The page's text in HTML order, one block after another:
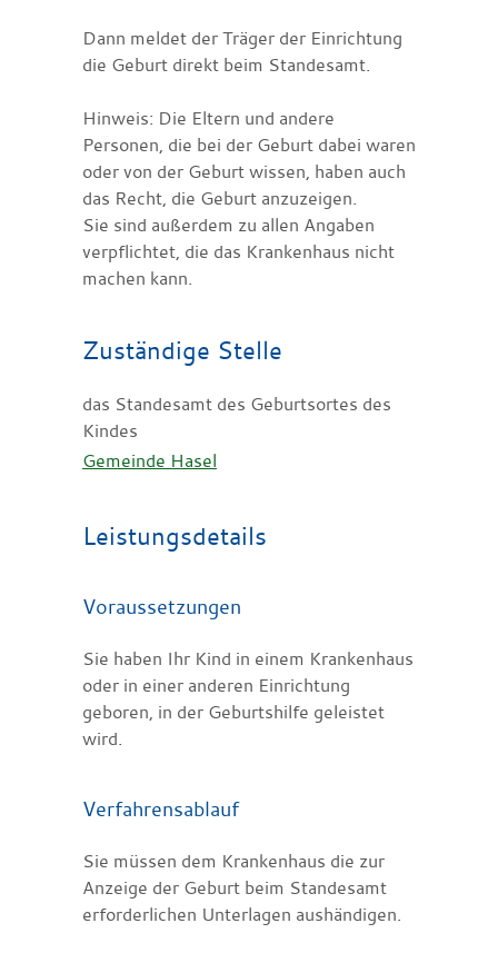
Dann meldet der Träger der Einrichtung
die Geburt direkt beim Standesamt.
Hinweis: Die Eltern und andere
Personen, die bei der Geburt dabei waren
oder von der Geburt wissen, haben auch
das Recht, die Geburt anzuzeigen.
Sie sind außerdem zu allen Angaben
verpflichtet, die das Krankenhaus nicht
machen kann.
Zuständige Stelle
das Standesamt des Geburtsortes des
Kindes
Gemeinde Hasel
Leistungsdetails
Voraussetzungen
Sie haben Ihr Kind in einem Krankenhaus
oder in einer anderen Einrichtung
geboren, in der Geburtshilfe geleistet
wird.
Verfahrensablauf
Sie müssen dem Krankenhaus die zur
Anzeige der Geburt beim Standesamt
erforderlichen Unterlagen aushändigen.